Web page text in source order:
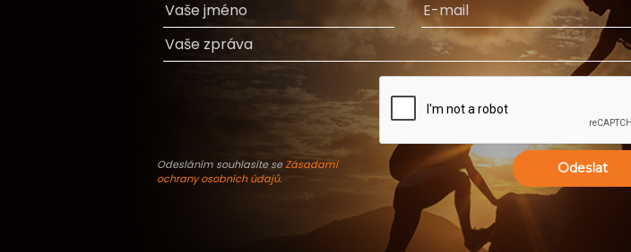
Odesláním souhlasíte seZásadami
ochrany osobních údajů.
Odeslat